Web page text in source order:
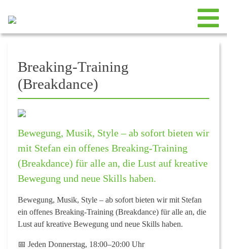
Breaking-Training
(Breakdance)
Bewegung, Musik, Style – ab sofort bieten wir
mit Stefan ein offenes Breaking-Training
(Breakdance) für alle an, die Lust auf kreative
Bewegung und neue Skills haben.
Bewegung, Musik, Style – ab sofort bieten wir mit Stefan
ein offenes Breaking-Training (Breakdance) für alle an, die
Lust auf kreative Bewegung und neue Skills haben.
📅 Jeden Donnerstag, 18:00–20:00 Uhr